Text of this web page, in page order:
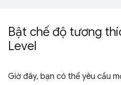
Bật chế độ tương
Level
Giờ đây, bạn có thể yêu cầu